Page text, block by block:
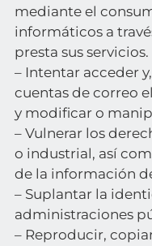
mediante el
informáticos a
presta sus servicios.
– Intentar acceder
cuentas de correo
y modificar o
– Vulnerar los
o industrial, así
de la información
– Suplantar la
administraciones
– Reproducir,